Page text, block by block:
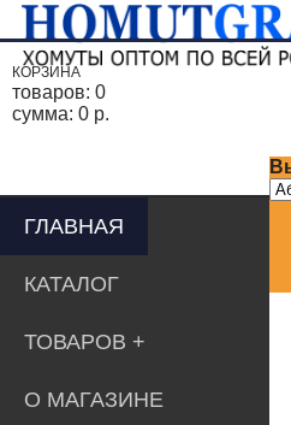
КОРЗИНА
товаров: 0
сумма: 0 р.
ГЛАВНАЯ
КАТАЛОГ
ТОВАРОВ
О МАГАЗИНЕ